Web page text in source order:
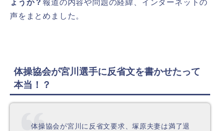
ょうか？報道の内容や問題の経緯、インターネットの
声をまとめました。
体操協会が宮川選手に反省文を書かせたって
本当！？
体操協会が宮川に反省文要求、塚原夫妻は満了退